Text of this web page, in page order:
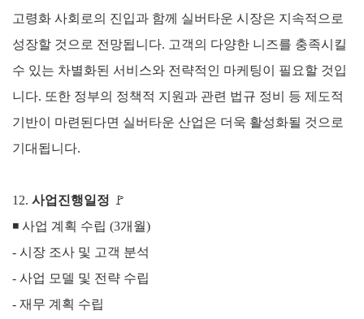
고령화 사회로의 진입과 함께 실버타운 시장은 지속적으로
성장할 것으로 전망됩니다. 고객의 다양한 니즈를 충족시킬
수 있는 차별화된 서비스와 전략적인 마케팅이 필요할 것입
니다. 또한 정부의 정책적 지원과 관련 법규 정비 등 제도적
기반이 마련된다면 실버타운 산업은 더욱 활성화될 것으로
기대됩니다.
12. 사업진행일정
🚩
◾ 사업 계획 수립 (3개월)
- 시장 조사 및 고객 분석
- 사업 모델 및 전략 수립
- 재무 계획 수립